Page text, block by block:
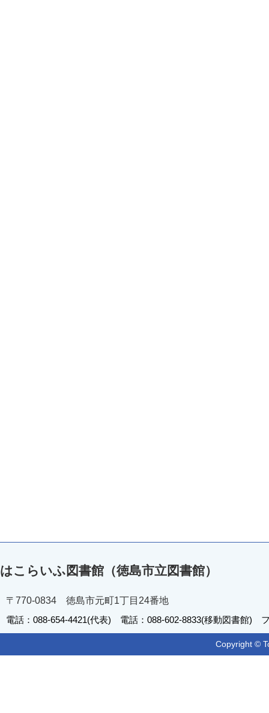
はこらいふ図書館（徳島市立図書館）
〒770-0834 徳島市元町1丁目24番地
電話：088-654-4421(代表) 電話：088-602-8833(移動図書館)
Copyright ©